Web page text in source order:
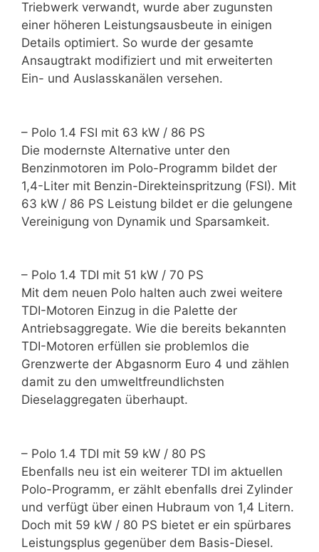
Triebwerk verwandt, wurde aber zugunsten
einer höheren Leistungsausbeute in einigen
Details optimiert. So wurde der gesamte
Ansaugtrakt modifiziert und mit erweiterten
Ein- und Auslasskanälen versehen.
– Polo 1.4 FSI mit 63 kW / 86 PS
Die modernste Alternative unter den
Benzinmotoren im Polo-Programm bildet der
1,4-Liter mit Benzin-Direkteinspritzung (FSI). Mit
63 kW / 86 PS Leistung bildet er die gelungene
Vereinigung von Dynamik und Sparsamkeit.
– Polo 1.4 TDI mit 51 kW / 70 PS
Mit dem neuen Polo halten auch zwei weitere
TDI-Motoren Einzug in die Palette der
Antriebsaggregate. Wie die bereits bekannten
TDI-Motoren erfüllen sie problemlos die
Grenzwerte der Abgasnorm Euro 4 und zählen
damit zu den umweltfreundlichsten
Dieselaggregaten überhaupt.
– Polo 1.4 TDI mit 59 kW / 80 PS
Ebenfalls neu ist ein weiterer TDI im aktuellen
Polo-Programm, er zählt ebenfalls drei Zylinder
und verfügt über einen Hubraum von 1,4 Litern.
Doch mit 59 kW / 80 PS bietet er ein spürbares
Leistungsplus gegenüber dem Basis-Diesel.